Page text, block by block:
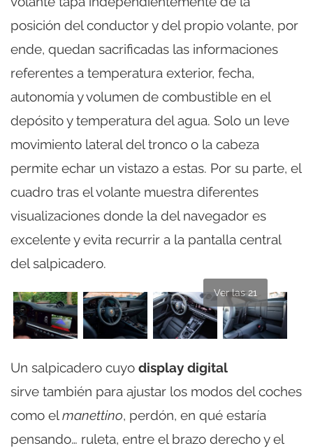
posición del conductor y del propio volante, por
ende, quedan sacrificadas las informaciones
referentes a temperatura exterior, fecha,
autonomía y volumen de combustible en el
depósito y temperatura del agua. Solo un leve
movimiento lateral del tronco o la cabeza
permite echar un vistazo a estas. Por su parte, el
cuadro tras el volante muestra diferentes
visualizaciones donde la del navegador es
excelente y evita recurrir a la pantalla central
del salpicadero.
Ver las 21
Un salpicadero cuyo display digital
sirve también para ajustar los modos del coches
como elmanettino, perdón, en qué estaría
pensando… ruleta, entre el brazo derecho y el